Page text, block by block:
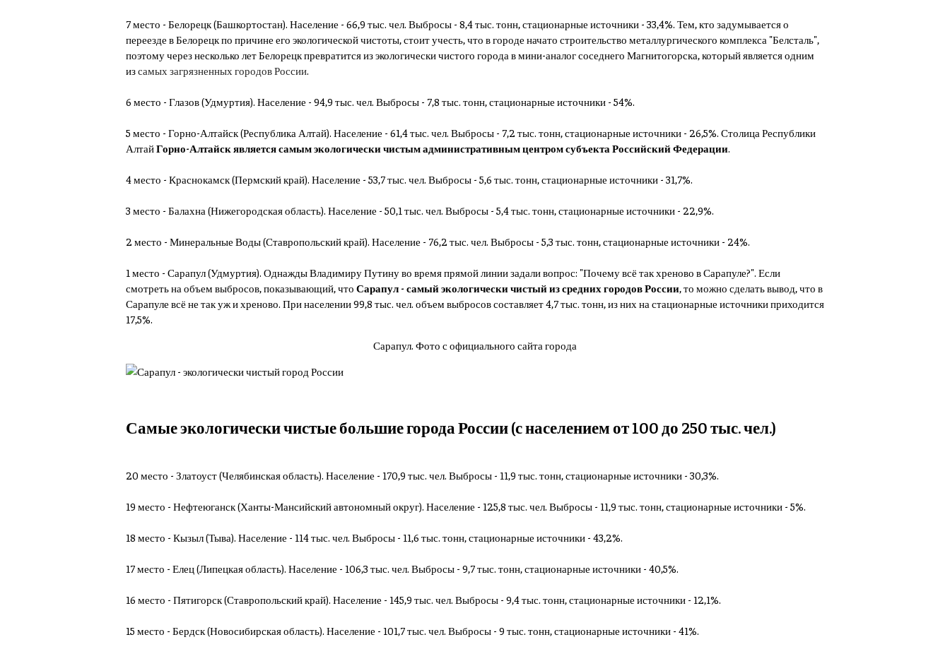
7 место - Белорецк (Башкортостан). Население - 66,9 тыс. чел. Выбросы - 8,4 тыс. тонн, стационарные источники - 33,4%. Тем, кто задумывается о
переезде в Белорецк по причине его экологической чистоты, стоит учесть, что в городе начато строительство металлургического комплекса "Белсталь",
поэтому через несколько лет Белорецк превратится из экологически чистого города в мини-аналог соседнего Магнитогорска, который является одним
изсамых загрязненных городов России.
6 место - Глазов (Удмуртия). Население - 94,9 тыс. чел. Выбросы - 7,8 тыс. тонн, стационарные источники - 54%.
5 место - Горно-Алтайск (Республика Алтай). Население - 61,4 тыс. чел. Выбросы - 7,2 тыс. тонн, стационарные источники - 26,5%. Столица Республики
АлтайГорно-Алтайск является самым экологически чистым административным центром субъекта Российский Федерации.
4 место - Краснокамск (Пермский край). Население - 53,7 тыс. чел. Выбросы - 5,6 тыс. тонн, стационарные источники - 31,7%.
3 место - Балахна (Нижегородская область). Население - 50,1 тыс. чел. Выбросы - 5,4 тыс. тонн, стационарные источники - 22,9%.
2 место - Минеральные Воды (Ставропольский край). Население - 76,2 тыс. чел. Выбросы - 5,3 тыс. тонн, стационарные источники - 24%.
1 место - Сарапул (Удмуртия). Однажды Владимиру Путину во время прямой линии задали вопрос: "Почему всё так хреново в Сарапуле?". Если
смотреть на объем выбросов, показывающий, что Сарапул - самый экологически чистый из средних городов России, то можно сделать вывод, что в
Сарапуле всё не так уж и хреново. При населении 99,8 тыс. чел. объем выбросов составляет 4,7 тыс. тонн, из них на стационарные источники приходится
17,5%.
Сарапул. Фото с официального сайта города
Самые экологически чистые большие города России (с населением от 100 до 250 тыс. чел.)
20 место - Златоуст (Челябинская область). Население - 170,9 тыс. чел. Выбросы - 11,9 тыс. тонн, стационарные источники - 30,3%.
19 место - Нефтеюганск (Ханты-Мансийский автономный округ). Население - 125,8 тыс. чел. Выбросы - 11,9 тыс. тонн, стационарные источники - 5%.
18 место - Кызыл (Тыва). Население - 114 тыс. чел. Выбросы - 11,6 тыс. тонн, стационарные источники - 43,2%.
17 место - Елец (Липецкая область). Население - 106,3 тыс. чел. Выбросы - 9,7 тыс. тонн, стационарные источники - 40,5%.
16 место - Пятигорск (Ставропольский край). Население - 145,9 тыс. чел. Выбросы - 9,4 тыс. тонн, стационарные источники - 12,1%.
15 место - Бердск (Новосибирская область). Население - 101,7 тыс. чел. Выбросы - 9 тыс. тонн, стационарные источники - 41%.